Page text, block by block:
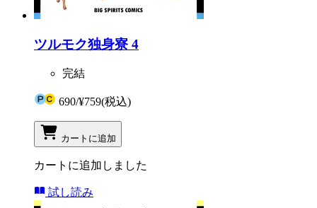
ツルモク独身寮 4
完結
690/¥759(税込)
カートに追加
カートに追加しました
試し読み